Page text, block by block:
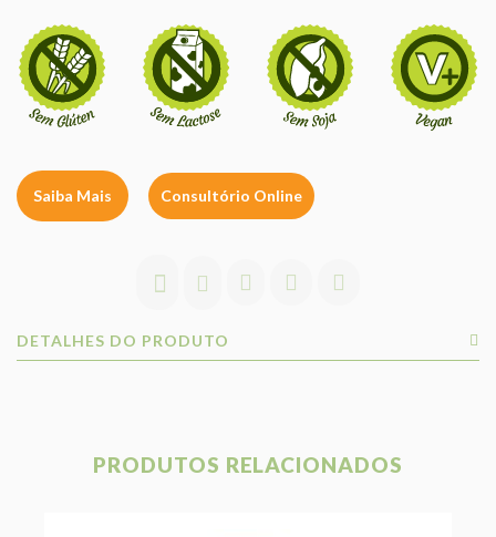
estilo de vida saudável.
Isento de: açúcar, sal, amido, glúten, trigo, produtos lácteos, soja,
levedura, conservantes, edulcorantes, aromas artificiais ou
corantes. Adequado a vegans.
Saiba Mais Consultório Online
DETALHES DO PRODUTO
PRODUTOS RELACIONADOS